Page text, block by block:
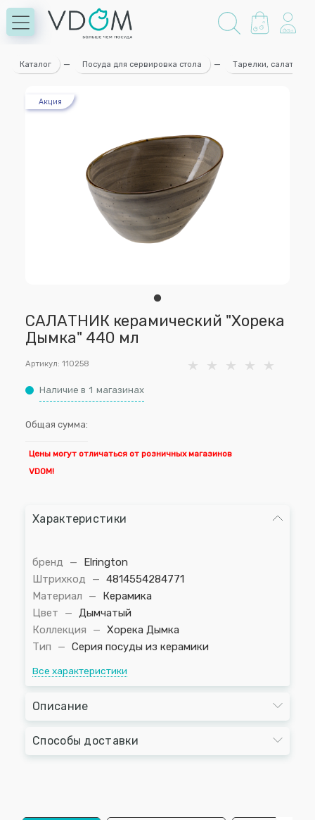
Каталог — Посуда для сервировка стола — Тарелки,
Акция
САЛАТНИК керамический "Хорека
Дымка" 440 мл
Артикул: 110258
Наличие в 1 магазинах
Общая сумма:
Цены могут отличаться от розничных магазинов
VDOM!
Характеристики
бренд —
Elrington
Штрихкод
— 4814554284771
Материал
—
Керамика
Цвет
— Дымчатый
Коллекция
— Хорека Дымка
Тип
— Серия посуды из керамики
Все характеристики
Описание
Способы доставки